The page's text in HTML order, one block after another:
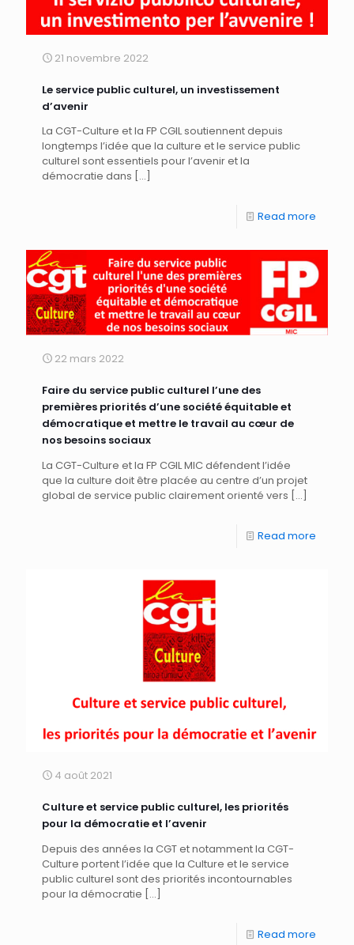
21 novembre 2022
Le service public culturel, un investissement
d’avenir
La CGT-Culture et la FP CGIL soutiennent depuis
longtemps l’idée que la culture et le service public
culturel sont essentiels pour l’avenir et la
démocratie dans […]
Read more
22 mars 2022
Faire du service public culturel l’une des
premières priorités d’une société équitable et
démocratique et mettre le travail au cœur de
nos besoins sociaux
La CGT-Culture et la FP CGIL MIC défendent l’idée
que la culture doit être placée au centre d’un projet
global de service public clairement orienté vers […]
Read more
4 août 2021
Culture et service public culturel, les priorités
pour la démocratie et l’avenir
Depuis des années la CGT et notamment la CGT-
Culture portent l’idée que la Culture et le service
public culturel sont des priorités incontournables
pour la démocratie […]
Read more